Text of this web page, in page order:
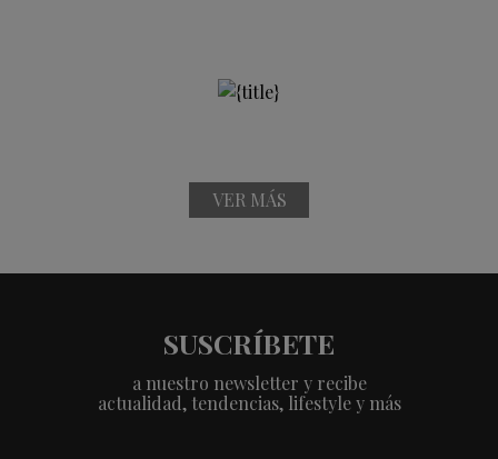
VER MÁS
SUSCRÍBETE
a nuestro newsletter y recibe
actualidad, tendencias, lifestyle y más